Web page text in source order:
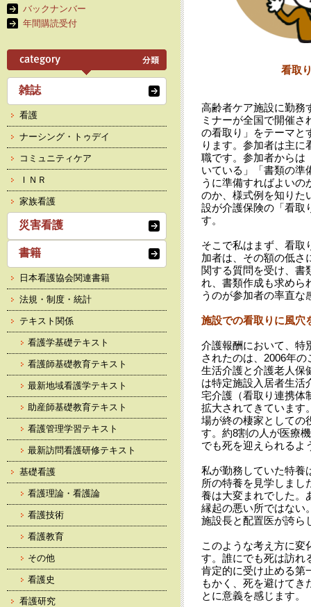
看取
高齢者ケア施設に勤務
ミナーが全国で開催
の看取り」をテーマと
ります。参加者は主
職です。参加者からは
いている」「書類の準
うに準備すればよいの
のか、様式例を知りた
設が介護保険の「看取
す。
そこで私はまず、看取
加者は、その額の低さ
関する質問を受け、書
れ、書類作成も求めら
うのが参加者の率直な
施設での看取りに風穴
介護報酬において、特
されたのは、2006年
生活介護と介護老人保
は特定施設入居者生活
宅介護（看取り連携体
拡大されてきています
場が終の棲家としての
す。約8割の人が医療
でも死を迎えられるよ
私が勤務していた特養
所の特養を見学しまし
養は大変まれでした。
縁起の悪い所ではない
施設長と配置医が誇ら
このような考え方に変
す。誰にでも死は訪れ
肯定的に受け止める第
もかく、死を避けてき
とに意義を感じます。
バックナンバー
年間購読受付
雑誌
看護
ナーシング・トゥデイ
コミュニティケア
ＩＮＲ
家族看護
災害看護
書籍
日本看護協会関連書籍
法規・制度・統計
テキスト関係
看護学基礎テキスト
看護師基礎教育テキスト
最新地域看護学テキスト
助産師基礎教育テキスト
看護管理学習テキスト
最新訪問看護研修テキスト
基礎看護
看護理論・看護論
看護技術
看護教育
その他
看護史
看護研究